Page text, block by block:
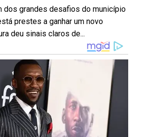
dos grandes desafios do município
prestes a ganhar um novo
deu sinais claros de...